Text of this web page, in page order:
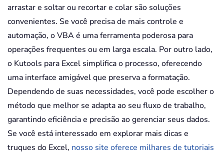
arrastar e soltar ou recortar e colar são soluções
convenientes. Se você precisa de mais controle e
automação, o VBA é uma ferramenta poderosa para
operações frequentes ou em larga escala. Por outro lado,
o Kutools para Excel simplifica o processo, oferecendo
uma interface amigável que preserva a formatação.
Dependendo de suas necessidades, você pode escolher o
método que melhor se adapta ao seu fluxo de trabalho,
garantindo eficiência e precisão ao gerenciar seus dados.
Se você está interessado em explorar mais dicas e
truques do Excel, nosso site oferece milhares de tutoriais